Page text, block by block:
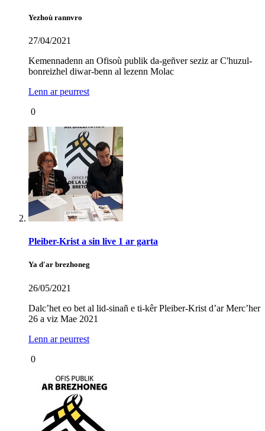
Yezhoù rannvro
27/04/2021
Kemennadenn an Ofisoù publik da-geñver seziz ar C'huzul-
bonreizhel diwar-benn al lezenn Molac
Lenn ar peurrest
0
Pleiber-Krist a sin live 1 ar garta
Ya d'ar brezhoneg
26/05/2021
Dalc’het eo bet al lid-sinañ e ti-kêr Pleiber-Krist d’ar Merc’her
26 a viz Mae 2021
Lenn ar peurrest
0